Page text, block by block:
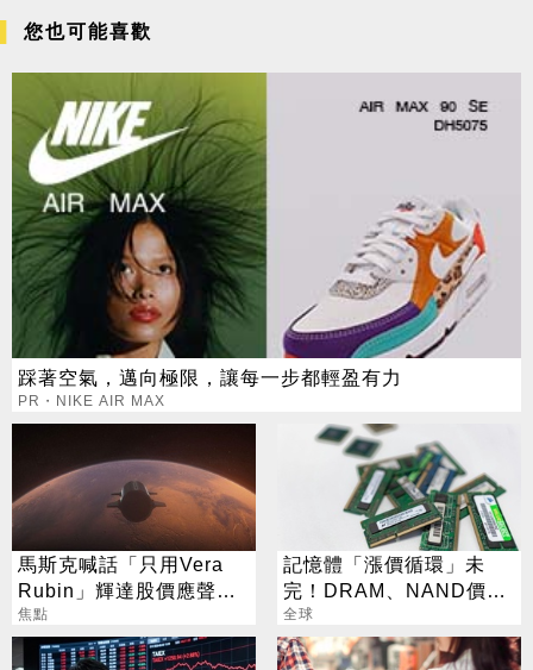
您也可能喜歡
踩著空氣，邁向極限，讓每一步都輕盈有力
PR・NIKE AIR MAX
馬斯克喊話「只用Vera
Rubin」輝達股價應聲勁
揚
焦點
記憶體「漲價循環」未
完！DRAM、NAND價格
7月再創新高
全球